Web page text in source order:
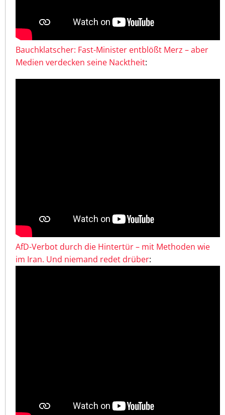
Bauchklatscher: Fast-Minister entblößt Merz – aber
Medien verdecken seine Nacktheit:
AfD-Verbot durch die Hintertür – mit Methoden wie
im Iran. Und niemand redet drüber: